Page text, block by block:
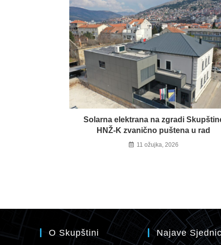
Solarna elektrana na zgradi
HNŽ-K zvanično puštena u rad
11 ožujka, 2026
O Skupštini Najave